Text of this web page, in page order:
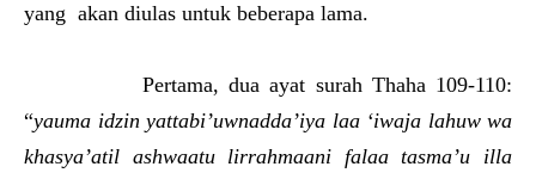
yang akan diulas untuk beberapa lama.
Pertama, dua ayat surah Thaha 109-110:
“yauma idzin yattabi’uwnadda’iya laa ‘iwaja lahuw wa
khasya’atil ashwaatu lirrahmaani falaa tasma’u illa